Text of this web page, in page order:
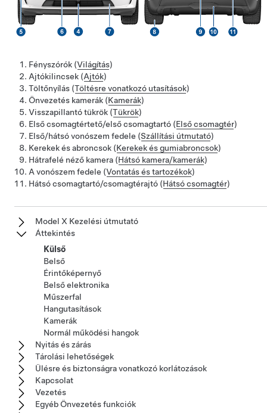
Fényszórók (Világítás)
Ajtókilincsek (Ajtók)
Töltőnyílás (Töltésre vonatkozó utasítások)
Önvezetés kamerák (Kamerák)
Visszapillantó tükrök (Tükrök)
Első csomagtértető/első csomagtartó (Első csomagtér)
Első/hátsó vonószem fedele (Szállítási útmutató)
Kerekek és abroncsok (Kerekek és gumiabroncsok)
Hátrafelé néző kamera (Hátsó kamera/kamerák)
A vonószem fedele (Vontatás és tartozékok)
Hátsó csomagtartó/csomagtérajtó (Hátsó csomagtér)
Model X Kezelési útmutató
Áttekintés
Külső
Belső
Érintőképernyő
Belső elektronika
Műszerfal
Hangutasítások
Kamerák
Normál működési hangok
Nyitás és zárás
Tárolási lehetőségek
Ülésre és biztonságra vonatkozó korlátozások
Kapcsolat
Vezetés
Egyéb Önvezetés funkciók